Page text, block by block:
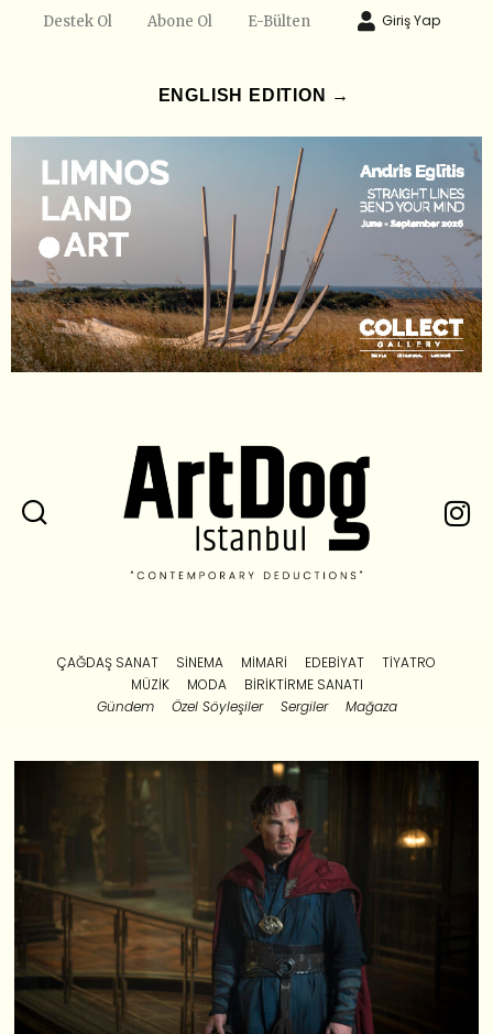
Destek Ol Abone Ol E-Bülten Giriş Yap
ENGLISH EDITION →
ÇAĞDAŞ SANAT SINEMA MIMARI EDEBIYAT
TIYATRO
MÜZIK
MODA
BIRIKTIRME SANATI
Gündem
Özel Söyleşiler Sergiler Mağaza